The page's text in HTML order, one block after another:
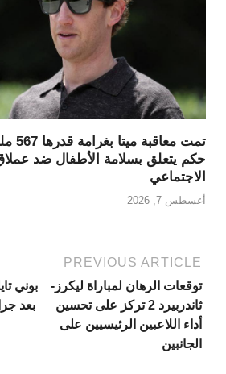
تمت
حكم يتعلق بسلامة الأطفال ضد
الاجتماعي
أغسطس 7, 2026
PREVIOUS ARTICLE
توقعات الرهان لمباراة ليكرز-
ثاندربيرد 2 تركز على تحسين
أداء اللاعبين الرئيسيين على
الجانبين
بوني
بعد